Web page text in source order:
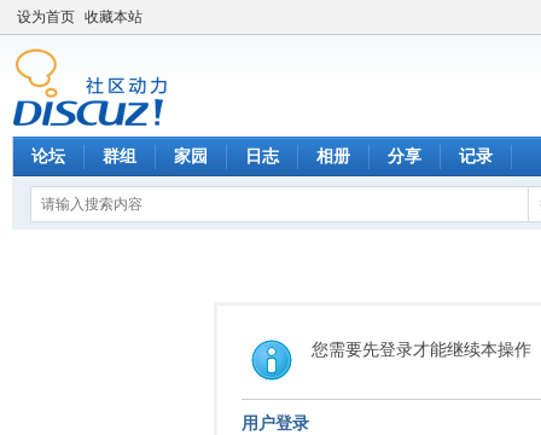
设为首页 收藏本站
论坛 群组 家园 日志 相册 分享 记录
您需要先登录才能继续本操作
用户登录